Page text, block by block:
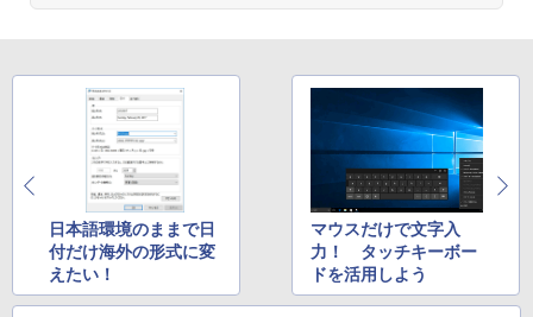
日本語環境のままで日
付だけ海外の形式に変
えたい！
マウスだけで文字入
力！ タッチキーボー
ドを活用しよう